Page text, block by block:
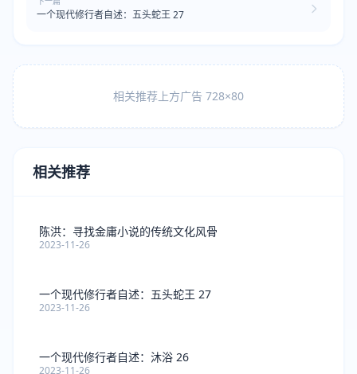
一个现代修行者自述：五头蛇王 27
相关推荐上方广告 728×80
相关推荐
陈洪：寻找金庸小说的传统文化风骨
2023-11-26
一个现代修行者自述：五头蛇王 27
2023-11-26
一个现代修行者自述：沐浴 26
2023-11-26